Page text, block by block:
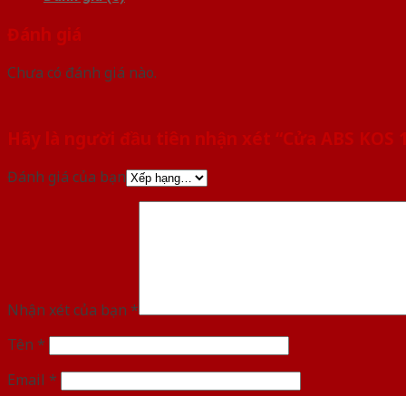
Đánh giá
Chưa có đánh giá nào.
Hãy là người đầu tiên nhận xét “Cửa ABS KOS
Đánh giá của bạn
Nhận xét của bạn *
Tên *
Email *